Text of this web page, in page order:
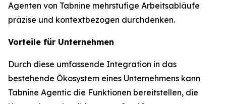
Agenten von Tabnine mehrstufige Arbeitsabläufe
präzise und kontextbezogen durchdenken.
Vorteile für Unternehmen
Durch diese umfassende Integration in das
bestehende Ökosystem eines Unternehmens kann
Tabnine Agentic die Funktionen bereitstellen, die